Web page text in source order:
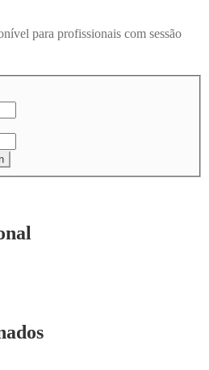
para profissionais com sessão